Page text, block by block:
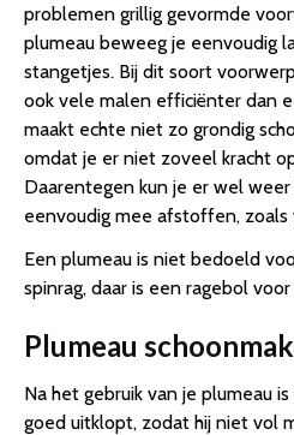
problemen grillig gevormde
plumeau beweeg je eenvoudig
stangetjes. Bij dit soort
ook vele malen efficiënter dan
maakt echte niet zo grondig
omdat je er niet zoveel kracht
Daarentegen kun je er wel
eenvoudig mee afstoffen, zoals
Een plumeau is niet bedoeld
spinrag, daar is een ragebol
Plumeau
Na het gebruik van je plumeau
goed uitklopt, zodat hij niet vol